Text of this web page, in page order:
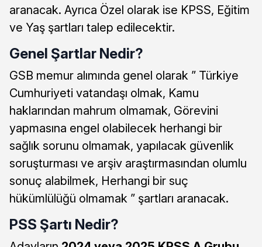
aranacak. Ayrıca Özel olarak ise KPSS, Eğitim
ve Yaş şartları talep edilecektir.
Genel Şartlar Nedir?
GSB memur alımında genel olarak ” Türkiye
Cumhuriyeti vatandaşı olmak, Kamu
haklarından mahrum olmamak, Görevini
yapmasına engel olabilecek herhangi bir
sağlık sorunu olmamak, yapılacak güvenlik
soruşturması ve arşiv araştırmasından olumlu
sonuç alabilmek, Herhangi bir suç
hükümlülüğü olmamak ” şartları aranacak.
PSS Şartı Nedir?